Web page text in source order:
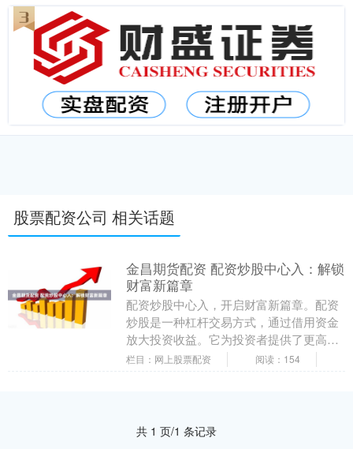
股票配资公司 相关话题
金昌期货配资 配资炒股中心入：解锁
财富新篇章
配资炒股中心入，开启财富新篇章。配资
炒股是一种杠杆交易方式，通过借用资金
放大投资收益。它为投资者提供了更高的
收益潜力，同时也带来了更高的风险。 1.
栏目：网上股票配资 阅读：154
共 1 页/1 条记录